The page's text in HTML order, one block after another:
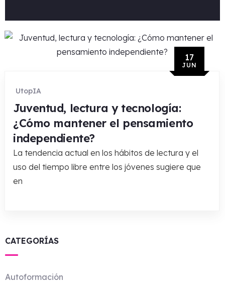
17
JUN
UtopIA
Juventud, lectura y tecnología:
¿Cómo mantener el pensamiento
independiente?
La tendencia actual en los hábitos de lectura y el
uso del tiempo libre entre los jóvenes sugiere que
en
CATEGORÍAS
Autoformación